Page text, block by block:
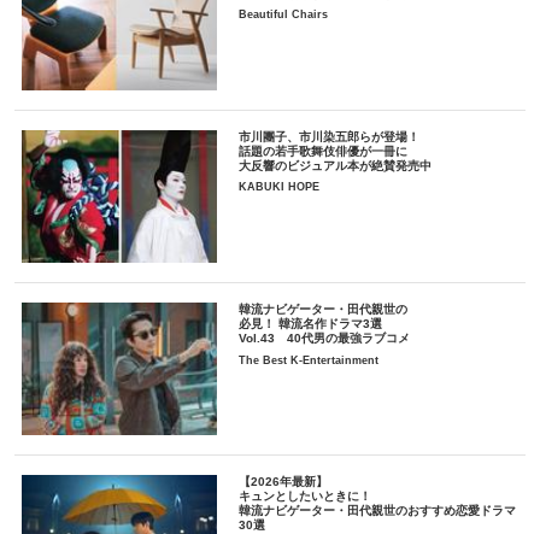
Beautiful Chairs
市川團子、市川染五郎らが登場！
話題の若手歌舞伎俳優が一冊に
大反響のビジュアル本が絶賛発売中
KABUKI HOPE
韓流ナビゲーター・田代親世の
必見！ 韓流名作ドラマ3選
Vol.43 40代男の最強ラブコメ
The Best K-Entertainment
【2026年最新】
キュンとしたいときに！
韓流ナビゲーター・田代親世のおすすめ恋愛ドラマ
30選